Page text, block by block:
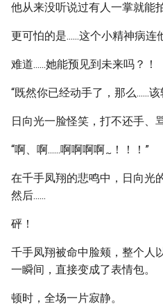
他从来没听说过有人一掌就能
更可怕的是......这个小精神病连
难道......她能预见到未来吗？！
“既然你已经动手了，那么......
日向光一脸怪笑，打不还手、
“啊、啊......啊啊啊啊~ ！！！”
在千手凤翔的悲鸣中，日向光
然后......
砰！
千手凤翔被命中脸颊，整个人
一瞬间，直接变成了表情包。
顿时，全场一片寂静。